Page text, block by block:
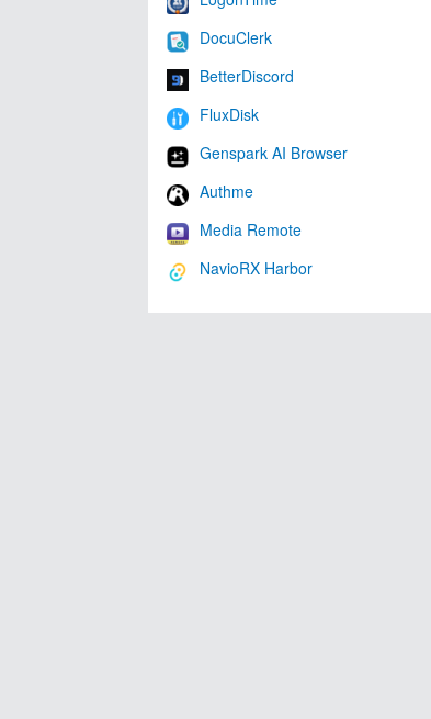
DocuClerk
BetterDiscord
FluxDisk
Genspark AI Browser
Authme
Media Remote
NavioRX Harbor